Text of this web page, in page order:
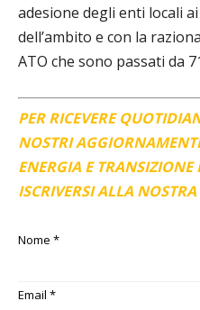
adesione degli enti locali
dell’ambito e con la
ATO che sono passati da
PER RICEVERE
NOSTRI
ENERGIA E TRANSIZIONE
ISCRIVERSI ALLA
Nome *
Email *